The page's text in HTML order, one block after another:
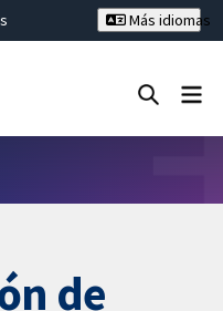
Más idiomas
de